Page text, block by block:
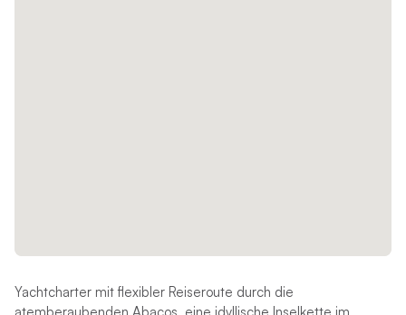
Yachtcharter mit flexibler Reiseroute durch die
atemberaubenden Abacos, eine idyllische Inselkette im